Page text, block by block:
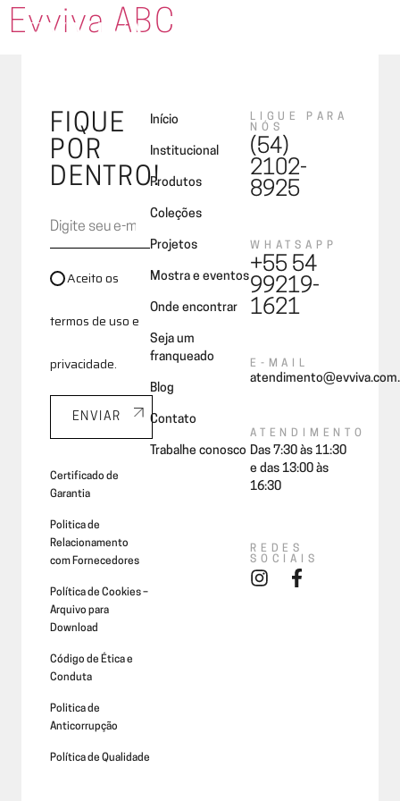
Evviva ABC
FIQUE
POR
DENTRO!
Aceito os
termos de uso e
privacidade.
ENVIAR
Certificado de
Garantia
Politica de
Relacionamento
com Fornecedores
Política de Cookies –
Arquivo para
Download
Código de Ética e
Conduta
Politica de
Anticorrupção
Política de Qualidade
Início
Institucional
Produtos
Coleções
Projetos
Mostra e eventos
Onde encontrar
Seja um
franqueado
Blog
Contato
Trabalhe conosco
LIGUE PARA
NÓS
(54)
2102-
8925
WHATSAPP
+55 54
99219-
1621
E-MAIL
ATENDIMENTO
Das 7:30 às 11:30
e das 13:00 às
16:30
REDES
SOCIAIS